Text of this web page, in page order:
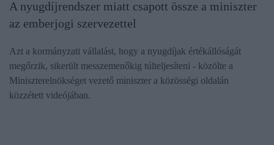
A nyugdíjrendszer miatt csapott össze a miniszter
az emberjogi szervezettel
Azt a kormányzati vállalást, hogy a nyugdíjak értékállóságát
megőrzik, sikerült messzemenőkig túlteljesíteni - közölte a
Miniszterelnökséget vezető miniszter a közösségi oldalán
közzétett videójában.